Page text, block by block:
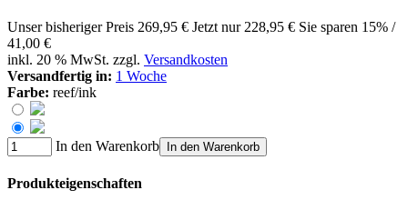
Unser bisheriger Preis 269,95 € Jetzt nur 228,95 € Sie sparen 15% /
41,00 €
inkl. 20 % MwSt. zzgl. Versandkosten
Versandfertig in: 1 Woche
Farbe: reef/ink
In den Warenkorb In den Warenkorb
Produkteigenschaften